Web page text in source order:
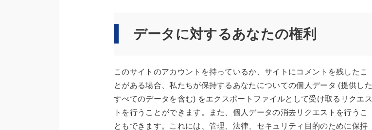
データに対するあなたの権利
このサイトのアカウントを持っているか、サイトにコメントを残したこ
とがある場合、私たちが保持するあなたについての個人データ (提供した
すべてのデータを含む) をエクスポートファイルとして受け取るリクエス
トを行うことができます。また、個人データの消去リクエストを行うこ
ともできます。これには、管理、法律、セキュリティ目的のために保持